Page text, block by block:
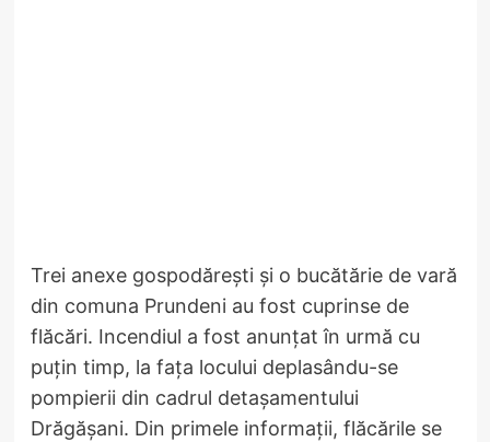
Trei anexe gospodărești și o bucătărie de vară
din comuna Prundeni au fost cuprinse de
flăcări. Incendiul a fost anunțat în urmă cu
puțin timp, la fața locului deplasându-se
pompierii din cadrul detașamentului
Drăgășani. Din primele informații, flăcările se